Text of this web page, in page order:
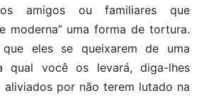
amigos ou familiares que
moderna” uma forma de tortura.
eles se queixarem de uma
qual você os levará, diga-lhes
aliviados por não terem lutado na